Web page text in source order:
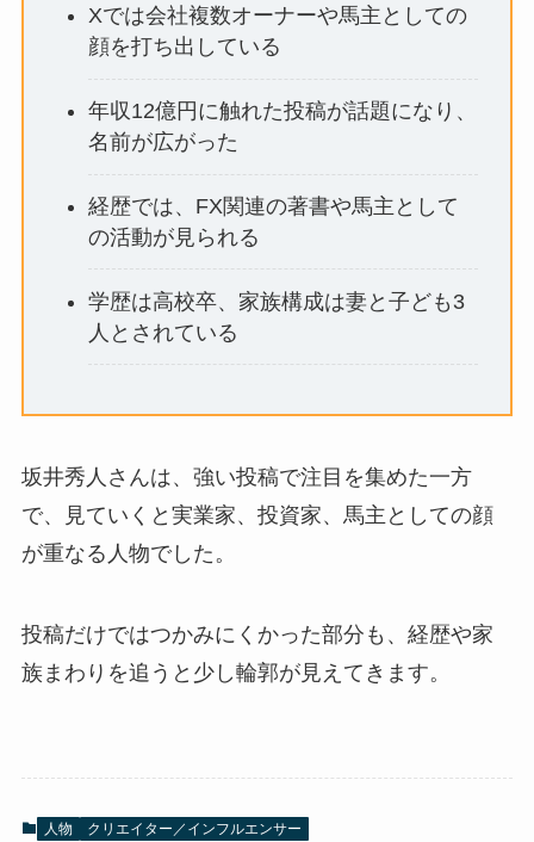
Xでは会社複数オーナーや馬主としての
顔を打ち出している
年収12億円に触れた投稿が話題になり、
名前が広がった
経歴では、FX関連の著書や馬主として
の活動が見られる
学歴は高校卒、家族構成は妻と子ども3
人とされている
坂井秀人さんは、強い投稿で注目を集めた一方
で、見ていくと実業家、投資家、馬主としての顔
が重なる人物でした。
投稿だけではつかみにくかった部分も、経歴や家
族まわりを追うと少し輪郭が見えてきます。
人物 クリエイター／インフルエンサー